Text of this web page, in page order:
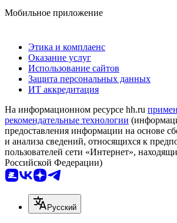
Мобильное приложение
Этика и комплаенс
Оказание услуг
Использование сайтов
Защита персональных данных
ИТ аккредитация
На информационном ресурсе hh.ru
рекомендательные технологии
предоставления информации на основе
и анализа сведений, относящихся к
пользователей сети «Интернет»,
Российской Федерации)
Русский